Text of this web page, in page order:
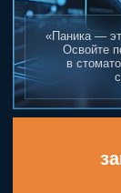
Когда всё
важно не
Этот вебинар —
который
спокойствие и